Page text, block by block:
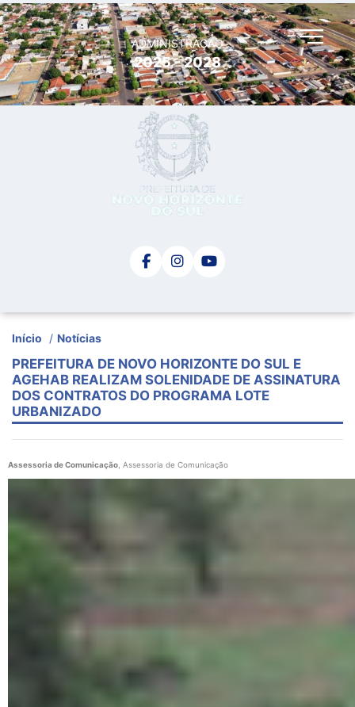
ADMINISTRAÇÃO
2025 - 2028
Início / Notícias
PREFEITURA DE NOVO HORIZONTE DO SUL E
AGEHAB REALIZAM SOLENIDADE DE ASSINATURA
DOS CONTRATOS DO PROGRAMA LOTE
URBANIZADO
Assessoria de Comunicação , Assessoria de Comunicação